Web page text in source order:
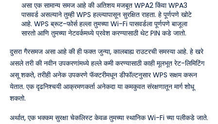
असा एक सामान्य समज आहे की अतिशय मजबूत WPA2 किंवा WPA3
पासवर्ड असल्‍याने तुम्‍ही WPS हल्ल्यापासून सुरक्षित राहता. हे पूर्णपणे खोटे
आहे. WPS ब्रूट-फोर्स हल्ला तुमच्या Wi-Fi पासवर्डला पूर्णपणे बाजूला
सारतो आणि तुमच्या नेटवर्कमध्ये प्रवेश करण्यासाठी थेट PIN कडे जातो.
दुसरा गैरसमज असा आहे की ही फक्त जुन्या, कालबाह्य राउटरची समस्या आहे. हे खरे
असले तरी की नवीन उपकरणांमध्ये हल्ले कमी करण्यासाठी काही मूलभूत रेट-लिमिटिंग
असू शकते, तरीही अनेक उपकरणे फॅक्टरीमधून डीफॉल्टनुसार WPS सक्षम करून
येतात. एक दृढनिश्चयी आक्रमणकर्ता अनेकदा या कमकुवत संरक्षणातून मार्ग शोधू
शकतो.
अर्थात, एक भक्कम सुरक्षा चेकलिस्ट केवळ तुमच्या स्थानिक Wi-Fi च्या पलीकडे जाते.